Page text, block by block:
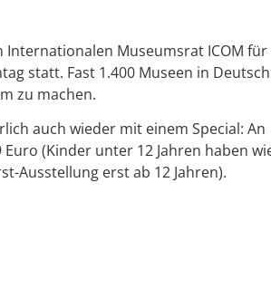
Internationalen Museumsrat ICOM
statt. Fast 1.400 Museen in
zu machen.
auch wieder mit einem Special: An
Euro (Kinder unter 12 Jahren haben
Ausstellung erst ab 12 Jahren).